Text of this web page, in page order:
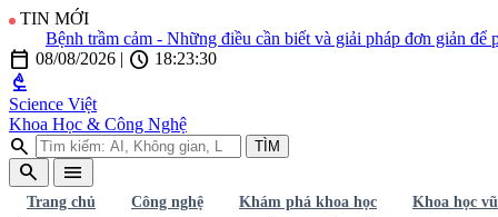
TIN MỚI
trầm cảm - Những điều cần biết và giải pháp đơn giản để phòng
calendar_today 08/08/2026 | schedule 18:23:33
biotech
Science Việt
Khoa Học & Công Nghệ
search TÌM
search menu
Trang chủ Công nghệ Khám phá khoa học Khoa học